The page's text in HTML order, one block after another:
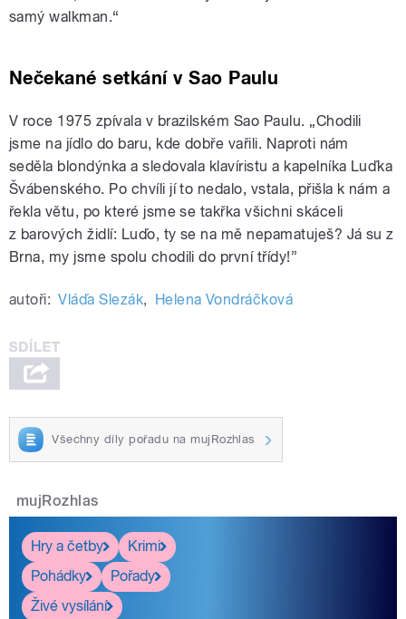
samý walkman.“
Nečekané setkání v Sao Paulu
V roce 1975 zpívala v brazilském Sao Paulu. „Chodili
jsme na jídlo do baru, kde dobře vařili. Naproti nám
seděla blondýnka a sledovala klavíristu a kapelníka Luďka
Švábenského. Po chvíli jí to nedalo, vstala, přišla k nám a
řekla větu, po které jsme se takřka všichni skáceli
z barových židlí: Luďo, ty se na mě nepamatuješ? Já su z
Brna, my jsme spolu chodili do první třídy!”
autoři: Vláďa Slezák, Helena Vondráčková
Všechny díly pořadu na mujRozhlas
mujRozhlas
Hry a četby
Krimi
Pohádky
Pořady
Živé vysílání